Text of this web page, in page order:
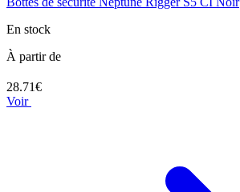
En stock
À partir de
28.71€
Voir